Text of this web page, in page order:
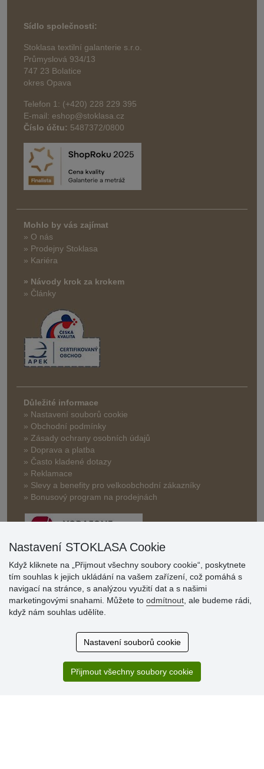
Sídlo společnosti:
Stoklasa textilní galanterie s.r.o.
Průmyslová 934/13
747 23 Bolatice
okres Opava
Telefon 1: (+420) 228 229 395
E-mail: eshop@stoklasa.cz
Číslo účtu: 5487372/0800
Mohlo by vás zajímat
» O nás
» Prodejny Stoklasa
» Kariéra
» Návody krok za krokem
» Články
Důležité informace
» Nastavení souborů cookie
» Obchodní podmínky
» Zásady ochrany osobních údajů
» Doprava a platba
» Často kladené dotazy
» Reklamace
» Slevy a benefity pro velkoobchodní zákazníky
» Bonusový program na prodejnách
Hodnocení
zákazníků
Super obchod, kvalitní zboží za slušné ceny. Vřele
Sortiment za fajn ceny a hlavně super rychlé dodání. Moc
Nastavení STOKLASA Cookie
Když kliknete na „Přijmout všechny soubory cookie“, poskytnete
tím souhlas k jejich ukládání na vašem zařízení, což pomáhá s
navigací na stránce, s analýzou využití dat a s našimi
marketingovými snahami. Můžete to odmítnout , ale budeme rádi,
když nám souhlas udělíte.
Nastavení souborů cookie
Přijmout všechny soubory cookie